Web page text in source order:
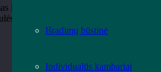
Išradimų būstinė
Individualūs kambariai
ir Upė, turbūt pavyks. Tad
nuotykius!